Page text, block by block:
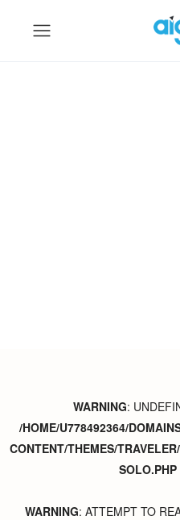
WARNING:
/HOME/U778492364/
CONTENT/THEMES/
SOLO.PHP
WARNING: ATTEMPT TO